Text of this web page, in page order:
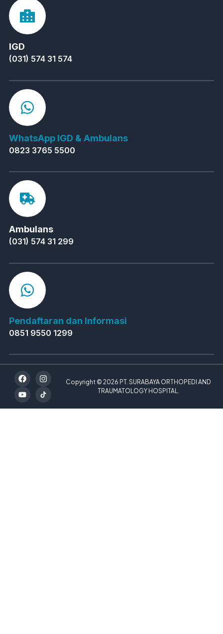
IGD
(031) 574 31 574
WhatsApp IGD & Ambulans
0823 3765 5500
Ambulans
(031) 574 31 299
Pendaftaran dan Informasi
0851 9550 1299
Copyright © 2026 PT. SURABAYA ORTHOPEDI AND
TRAUMATOLOGY HOSPITAL.